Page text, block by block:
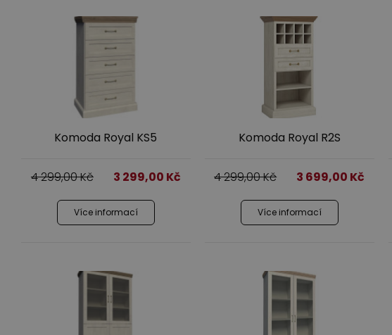
Komoda Royal KS5
4 299,00Kč 3 299,00 Kč
Více informací
Komoda Royal R2S
4 299,00Kč 3 699,00 Kč
Více informací